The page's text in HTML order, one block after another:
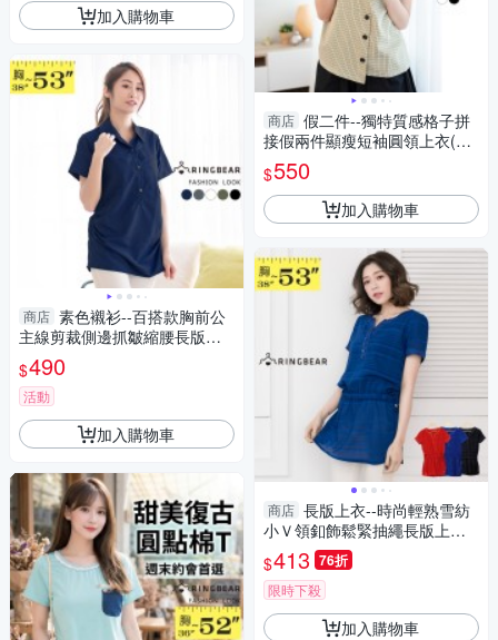
加入購物車
商店 素色襯衫--百搭款胸前公
主線剪裁側邊抓皺縮腰長版短
袖襯衫(白.黑.灰.藍.綠L-5L)-H9
0眼圈熊中大尺碼
$490
活動
加入購物車
商店 假二件--獨特質感格子拼
接假兩件顯瘦短袖圓領上衣(白.
黑L-3L)-U745眼圈熊中大尺碼
$550
加入購物車
商店 長版上衣--時尚輕熟雪紡
小Ｖ領釦飾鬆緊抽繩長版上衣
(黑.紅.藍XL-5L)-D284眼圈熊中
大尺碼
$413 76折
限時下殺
加入購物車